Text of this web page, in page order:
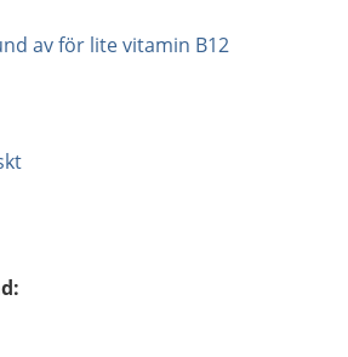
av för lite vitamin B12
: